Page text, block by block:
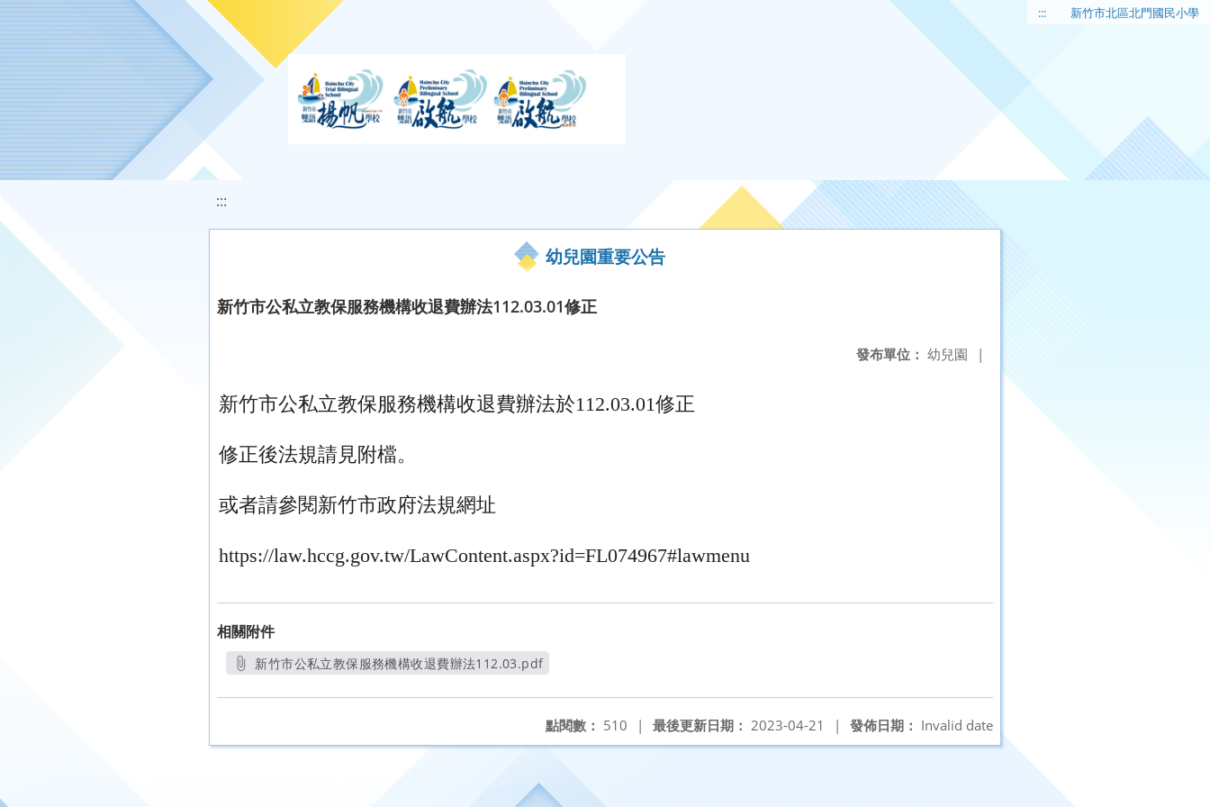
移至網頁之主要內容區位置 ::: 新竹市北區北門國民小學
:::
幼兒園重要公告
新竹市公私立教保服務機構收退費辦法112.03.01修正
發布單位： 幼兒園 |
新竹市公私立教保服務機構收退費辦法於112.03.01修正
修正後法規請見附檔。
或者請參閱新竹市政府法規網址
https://law.hccg.gov.tw/LawContent.aspx?id=FL074967#lawmenu
相關附件
新竹市公私立教保服務機構收退費辦法112.03.pdf
發佈日期： Invalid date
最後更新日期： 2023-04-21 |
點閱數： 510 |